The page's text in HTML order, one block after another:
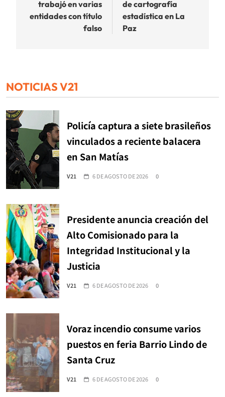
trabajó en varias
entidades con título
falso
de cartografía
estadística en La
Paz
NOTICIAS V21
Policía captura a siete brasileños
vinculados a reciente balacera
en San Matías
V21 6 DE AGOSTO DE 2026 0
Presidente anuncia creación del
Alto Comisionado para la
Integridad Institucional y la
Justicia
V21 6 DE AGOSTO DE 2026 0
Voraz incendio consume varios
puestos en feria Barrio Lindo de
Santa Cruz
V21 6 DE AGOSTO DE 2026 0